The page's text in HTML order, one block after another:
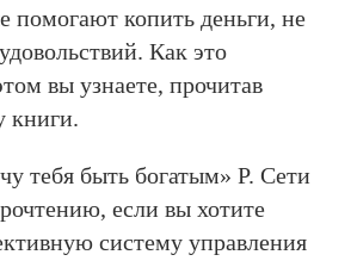
помогают копить деньги, не
Как это
вы узнаете, прочитав
книги.
тебя быть богатым» Р. Сети
если вы хотите
систему управления